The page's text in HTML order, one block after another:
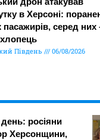
в Херсоні:
пасажирів, серед них
Південь 06/08/2026
росіяни
Херсонщини,